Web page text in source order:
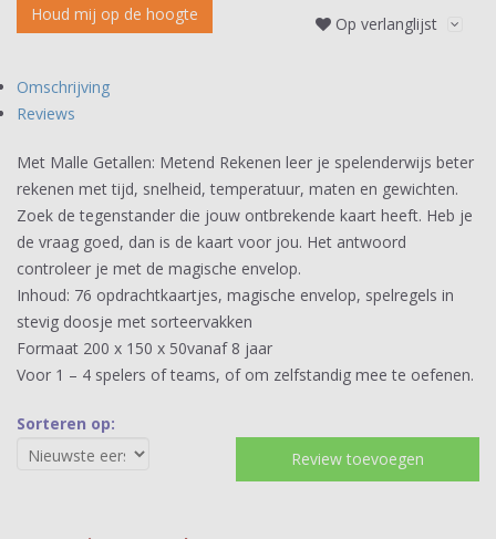
Op verlanglijst
Houd mij op de hoogte
Omschrijving
Reviews
Met Malle Getallen: Metend Rekenen leer je spelenderwijs beter
rekenen met tijd, snelheid, temperatuur, maten en gewichten.
Zoek de tegenstander die jouw ontbrekende kaart heeft. Heb je
de vraag goed, dan is de kaart voor jou. Het antwoord
controleer je met de magische envelop.
Inhoud: 76 opdrachtkaartjes, magische envelop, spelregels in
stevig doosje met sorteervakken
Formaat 200 x 150 x 50vanaf 8 jaar
Voor 1 – 4 spelers of teams, of om zelfstandig mee te oefenen.
Sorteren op:
Review toevoegen